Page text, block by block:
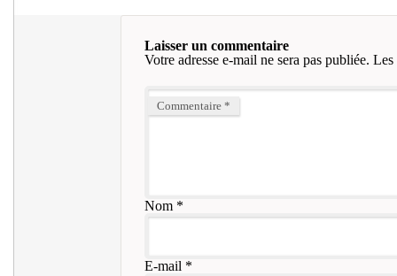
Laisser un commentaire
Votre adresse e-mail ne sera pas publiée. Les
Commentaire *
Nom*
E-mail *